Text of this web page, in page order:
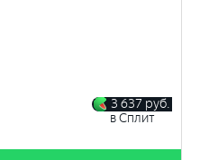
3 637 руб.
в Сплит